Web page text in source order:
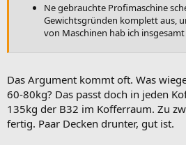
Ne gebrauchte Profimaschine
Gewichtsgründen komplett aus,
von Maschinen hab ich
Das Argument kommt oft. Was
60-80kg? Das passt doch in jeden
135kg der B32 im Kofferraum. Zu
fertig. Paar Decken drunter, gut ist.